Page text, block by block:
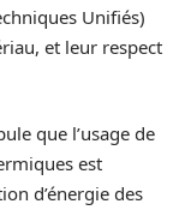
Unifiés)
et leur respect
que l’usage de
est
d’énergie des